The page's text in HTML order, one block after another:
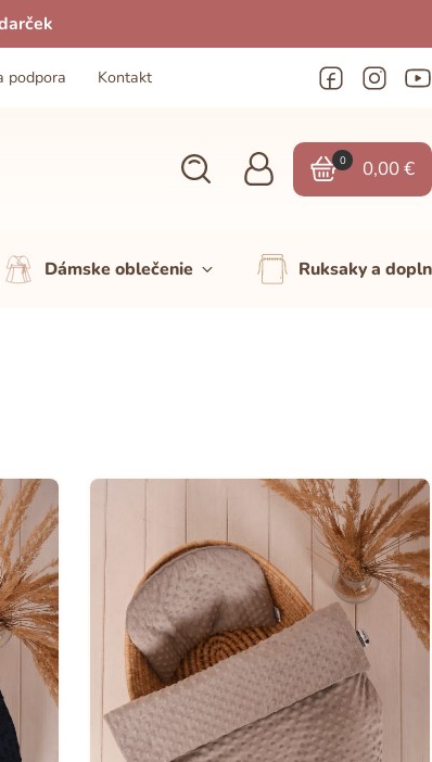
podpora Kontakt
0 0,00€
Dámske oblečenie Ruksaky a